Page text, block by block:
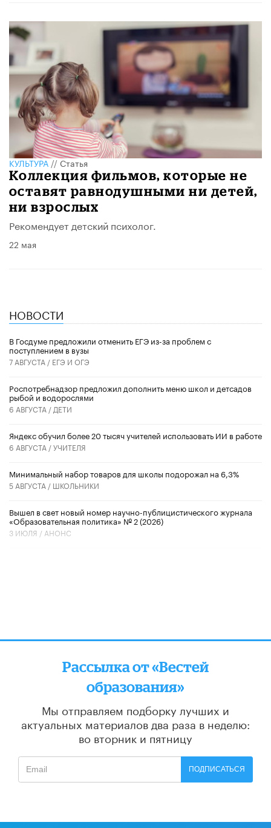
КУЛЬТУРА//Статья
Коллекция фильмов, которые не
оставят равнодушными ни детей,
ни взрослых
Рекомендует детский психолог.
22 мая
НОВОСТИ
В Госдуме предложили отменить ЕГЭ из-за проблем с
поступлением в вузы
7 АВГУСТА / ЕГЭ И ОГЭ
Роспотребнадзор предложил дополнить меню школ и детсадов
рыбой и водорослями
6 АВГУСТА / ДЕТИ
​Яндекс обучил более 20 тысяч учителей использовать ИИ в работе
6 АВГУСТА /УЧИТЕЛЯ
Минимальный набор товаров для школы подорожал на 6,3%
5 АВГУСТА / ШКОЛЬНИКИ
Вышел в свет новый номер научно-публицистического журнала
«Образовательная политика» № 2 (2026)
3 ИЮЛЯ / АНОНС
Рассылка от «Вестей
образования»
Мы отправляем подборку лучших и
актуальных материалов два раза в неделю:
во вторник и пятницу
ПОДПИСАТЬСЯ